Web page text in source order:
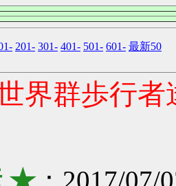
201- 301- 401- 501- 601- 最新50
世界群歩行